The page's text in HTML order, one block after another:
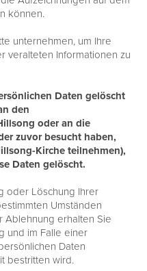
können.
unternehmen, um Ihre
veralteten Informationen zu
Daten gelöscht
den
oder an die
zuvor besucht haben,
Kirche teilnehmen),
Daten gelöscht.
oder Löschung Ihrer
Umständen
Ablehnung erhalten Sie
und im Falle einer
Daten
bestritten wird.